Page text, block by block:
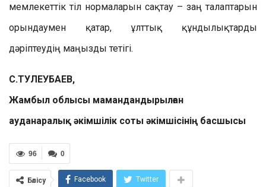
мемлекеттік тіл нормаларын сақтау – заң талаптарын
орындаумен қатар, ұлттық құндылықтарды
дәріптеудің маңызды тетігі.
С.ТУЛЕУБАЕВ,
Жамбыл облысы мамандандырылған
ауданаралық әкімшілік соты әкімшісінің басшысы
0
96
Бөлісу Facebook Twitter